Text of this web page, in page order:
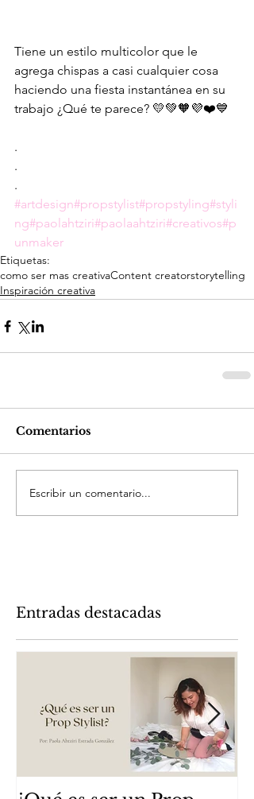
Tiene un estilo multicolor que le
agrega chispas a casi cualquier cosa
haciendo una fiesta instantánea en su
trabajo ¿Qué te parece? 💛💚🧡💜❤️💙
.
.
.
#artdesign#propstylist#propstyling#styli
ng#paolahtziri#paolaahtziri#creativos#p
unmaker
Etiquetas:
como ser mas creativaContent creatorstorytelling
Inspiración creativa
Comentarios
Escribir un comentario...
Entradas destacadas